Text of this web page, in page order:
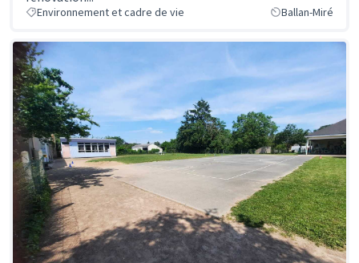
Environnement et cadre de vie Ballan-Miré